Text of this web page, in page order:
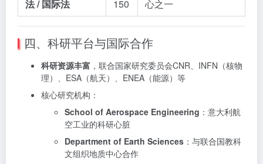
法 / 国际法
150
心之一
四、科研平台与国际合作
科研资源丰富 ，联合国家研究委员会CNR、INFN（核物
理）、ESA（航天）、ENEA（能源）等
核心研究机构：
School of Aerospace Engineering ：意大利航
空工业的科研心脏
Department of Earth Sciences ：与联合国教科
文组织地质中心合作